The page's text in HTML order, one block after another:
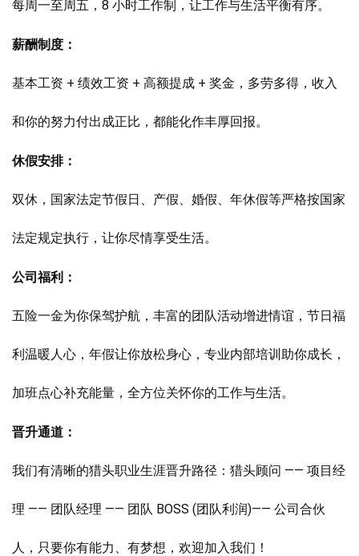
每周一至周五，8 小时工作制，让工作与生活平衡有序。
薪酬制度：
基本工资 + 绩效工资 + 高额提成 + 奖金，多劳多得，收入
和你的努力付出成正比，都能化作丰厚回报。
休假安排：
双休，国家法定节假日、产假、婚假、年休假等严格按国家
法定规定执行，让你尽情享受生活。
公司福利：
五险一金为你保驾护航，丰富的团队活动增进情谊，节日福
利温暖人心，年假让你放松身心，专业内部培训助你成长，
加班点心补充能量，全方位关怀你的工作与生活。
晋升通道：
我们有清晰的猎头职业生涯晋升路径：猎头顾问 —— 项目经
理 —— 团队经理 —— 团队 BOSS (团队利润)—— 公司合伙
人，只要你有能力、有梦想，欢迎加入我们！